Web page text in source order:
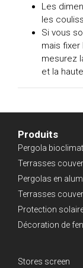
Les
les
Si vous
mais fixer
mesurez
et la
Produits
Pergola
Terrasses
Pergolas en
Terrasses
Protection
Décoration de
Stores screen